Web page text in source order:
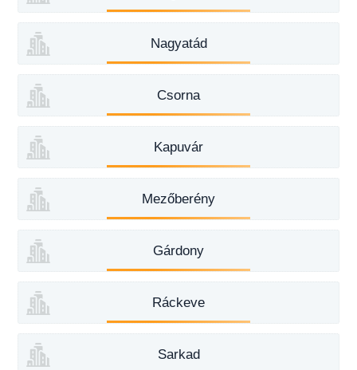
Nagyatád
Csorna
Kapuvár
Mezőberény
Gárdony
Ráckeve
Sarkad